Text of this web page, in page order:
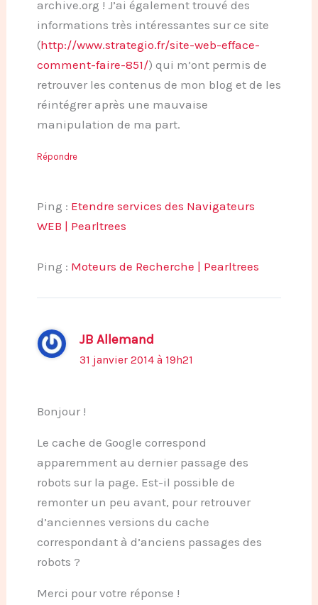
archive.org ! J’ai également trouvé des
informations très intéressantes sur ce site
(http://www.strategio.fr/site-web-efface-
comment-faire-851/) qui m’ont permis de
retrouver les contenus de mon blog et de les
réintégrer après une mauvaise
manipulation de ma part.
Répondre
Ping : Etendre services des Navigateurs
WEB | Pearltrees
Ping : Moteurs de Recherche | Pearltrees
JB Allemand
31 janvier 2014 à 19h21
Bonjour !
Le cache de Google correspond
apparemment au dernier passage des
robots sur la page. Est-il possible de
remonter un peu avant, pour retrouver
d’anciennes versions du cache
correspondant à d’anciens passages des
robots ?
Merci pour votre réponse !